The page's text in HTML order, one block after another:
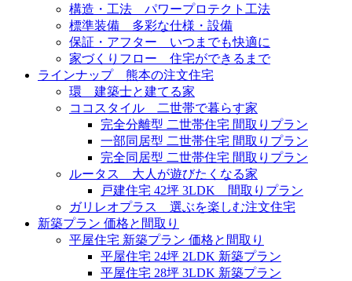
構造・工法 パワープロテクト工法
標準装備 多彩な仕様・設備
保証・アフター いつまでも快適に
家づくりフロー 住宅ができるまで
ラインナップ 熊本の注文住宅
環 建築士と建てる家
ココスタイル 二世帯で暮らす家
完全分離型 二世帯住宅 間取りプラン
一部同居型 二世帯住宅 間取りプラン
完全同居型 二世帯住宅 間取りプラン
ルータス 大人が遊びたくなる家
戸建住宅 42坪 3LDK 間取りプラン
ガリレオプラス 選ぶを楽しむ注文住宅
新築プラン 価格と間取り
平屋住宅 新築プラン 価格と間取り
平屋住宅 24坪 2LDK 新築プラン
平屋住宅 28坪 3LDK 新築プラン